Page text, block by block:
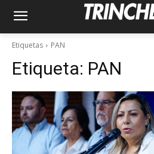
Etiquetas PAN
Etiqueta: PAN